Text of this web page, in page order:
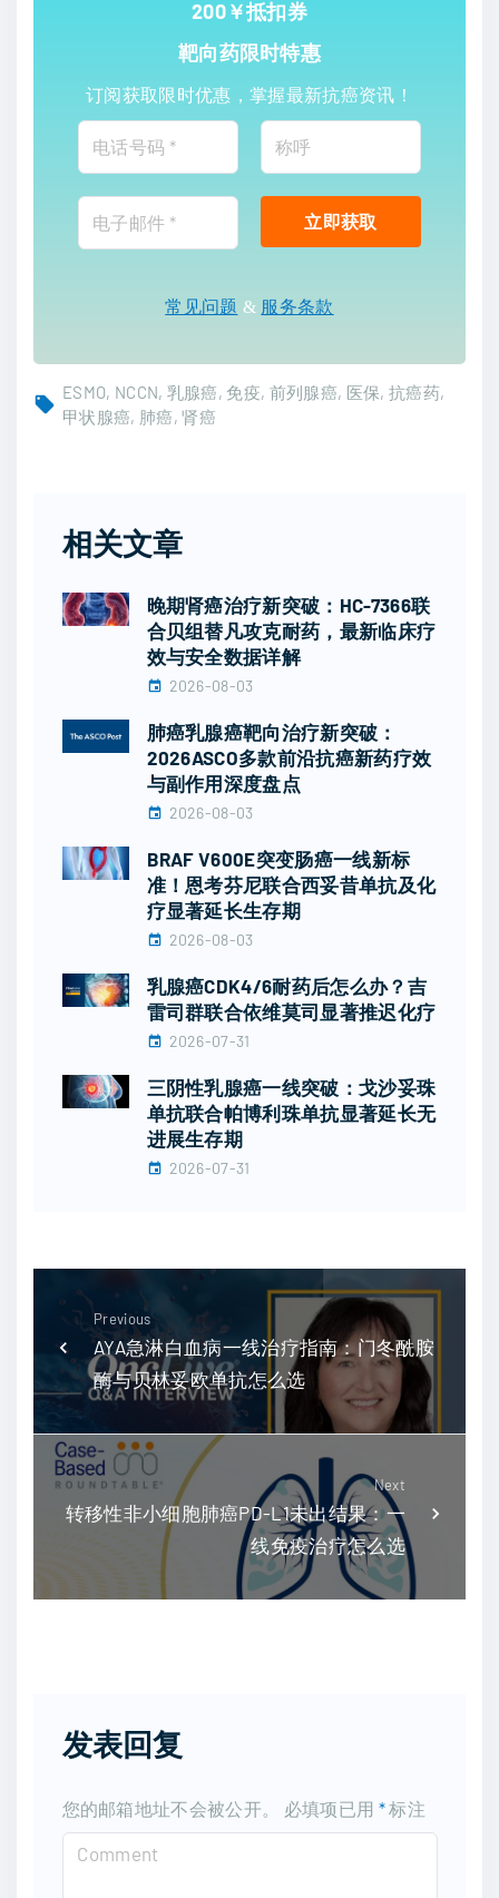
200￥抵扣券
靶向药限时特惠
订阅获取限时优惠，掌握最新抗癌资讯！
常见问题 & 服务条款
ESMO NCCN 乳腺癌 免疫 前列腺癌 医保 抗癌药
甲状腺癌 肺癌 肾癌
相关文章
晚期肾癌治疗新突破：HC-7366联
合贝组替凡攻克耐药，最新临床疗
效与安全数据详解
2026-08-03
肺癌乳腺癌靶向治疗新突破：
2026ASCO多款前沿抗癌新药疗效
与副作用深度盘点
2026-08-03
BRAF V600E突变肠癌一线新标
准！恩考芬尼联合西妥昔单抗及化
疗显著延长生存期
2026-08-03
乳腺癌CDK4/6耐药后怎么办？吉
雷司群联合依维莫司显著推迟化疗
2026-07-31
三阴性乳腺癌一线突破：戈沙妥珠
单抗联合帕博利珠单抗显著延长无
进展生存期
2026-07-31
Previous
AYA急淋白血病一线治疗指南：门冬酰胺
酶与贝林妥欧单抗怎么选
Next
转移性非小细胞肺癌PD-L1未出结果：一
线免疫治疗怎么选
发表回复
您的邮箱地址不会被公开。 必填项已用 *标注